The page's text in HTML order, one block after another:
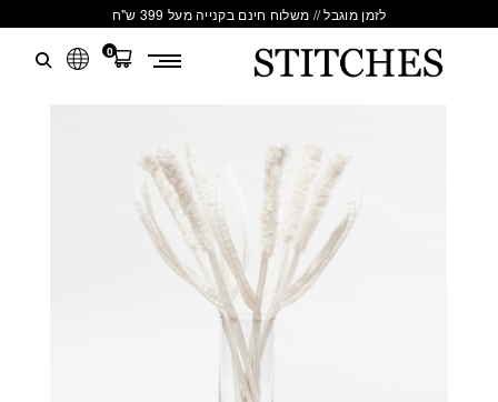
לזמן מוגבל // משלוח חינם בקנייה מעל 399 ש"ח
0